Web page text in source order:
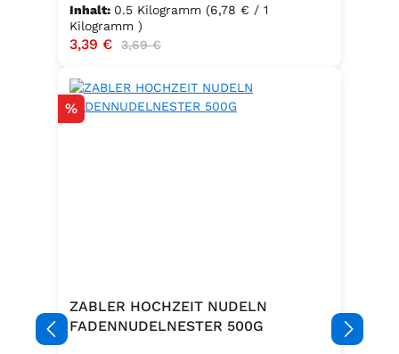
Inhalt: 0.5 Kilogramm (6,78 € / 1
Kilogramm )
Verkaufspreis:
3,39 € Regulärer Preis:
3,69 €
Rabatt
%
ZABLER HOCHZEIT NUDELN
FADENNUDELNESTER 500G